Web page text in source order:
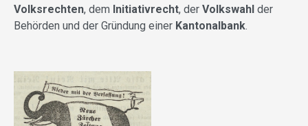
Volksrechten, dem Initiativrecht, der Volkswahl der
Behörden und der Gründung einer Kantonalbank.